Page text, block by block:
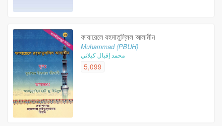
ফাযায়েলে রহমাতুল্লিল আলামীন
Muhammad (PBUH)
محمد إقبال كيلاني
5,099